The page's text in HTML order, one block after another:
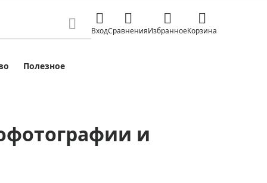
Junior
Измерительные инструменты
Цифровые уровни и угломеры
Электроизмерительные приборы
ВходСравненияИзбранноеКорзина
Полезное
и